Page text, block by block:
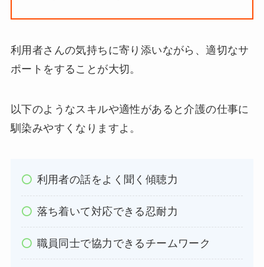
利用者さんの気持ちに寄り添いながら、適切なサ
ポートをすることが大切。
以下のようなスキルや適性があると介護の仕事に
馴染みやすくなりますよ。
利用者の話をよく聞く傾聴力
落ち着いて対応できる忍耐力
職員同士で協力できるチームワーク